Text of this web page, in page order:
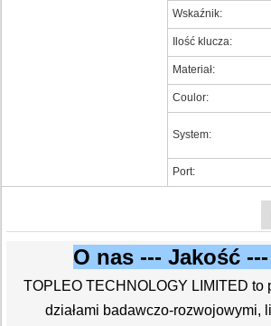
Wskaźnik:
Ilość klucza:
Materiał:
Coulor:
System:
Port:
O nas --- Jakość
TOPLEO TECHNOLOGY LIMITED
działami badawczo-rozwojowymi,